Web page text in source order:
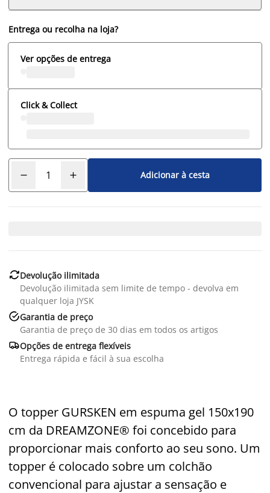
Entrega ou recolha na loja?
Ver opções de entrega
Click & Collect
Adicionar à cesta
Devolução ilimitada
Devolução ilimitada sem limite de tempo - devolva em
qualquer loja JYSK
Garantia de preço
Garantia de preço de 30 dias em todos os artigos
Opções de entrega flexíveis
Entrega rápida e fácil à sua escolha
O topper GURSKEN em espuma gel 150x190
cm da DREAMZONE® foi concebido para
proporcionar mais conforto ao seu sono. Um
topper é colocado sobre um colchão
convencional para ajustar a sensação e